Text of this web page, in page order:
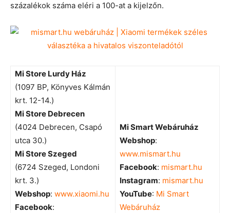
százalékok száma eléri a 100-at a kijelzőn.
Mi Store Lurdy Ház
(1097 BP, Könyves Kálmán
krt. 12-14.)
Mi Store Debrecen
(4024 Debrecen, Csapó
utca 30.)
Mi Store Szeged
(6724 Szeged, Londoni
krt. 3.)
Webshop: www.xiaomi.hu
Facebook:
Mi Smart Webáruház
Webshop:
www.mismart.hu
Facebook: mismart.hu
Instagram: mismart.hu
YouTube: Mi Smart
Webáruház